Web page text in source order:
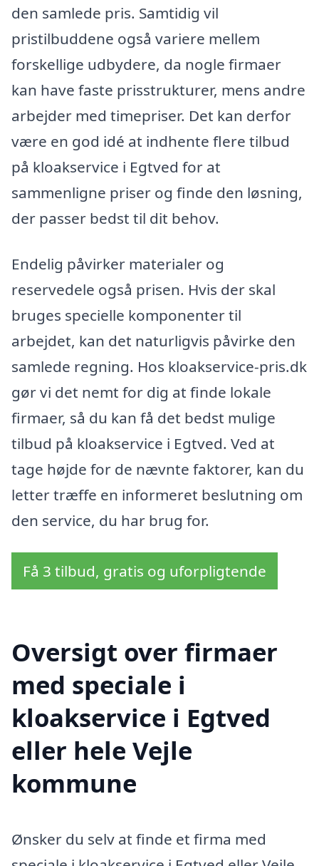
den samlede pris. Samtidig vil
pristilbuddene også variere mellem
forskellige udbydere, da nogle firmaer
kan have faste prisstrukturer, mens andre
arbejder med timepriser. Det kan derfor
være en god idé at indhente flere tilbud
på kloakservice i Egtved for at
sammenligne priser og finde den løsning,
der passer bedst til dit behov.
Endelig påvirker materialer og
reservedele også prisen. Hvis der skal
bruges specielle komponenter til
arbejdet, kan det naturligvis påvirke den
samlede regning. Hos kloakservice-pris.dk
gør vi det nemt for dig at finde lokale
firmaer, så du kan få det bedst mulige
tilbud på kloakservice i Egtved. Ved at
tage højde for de nævnte faktorer, kan du
letter træffe en informeret beslutning om
den service, du har brug for.
Få 3 tilbud, gratis og uforpligtende
Oversigt over firmaer
med speciale i
kloakservice i Egtved
eller hele Vejle
kommune
Ønsker du selv at finde et firma med